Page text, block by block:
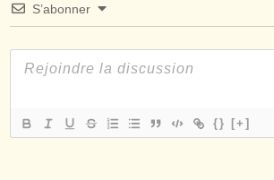
S’abonner
{} [+]